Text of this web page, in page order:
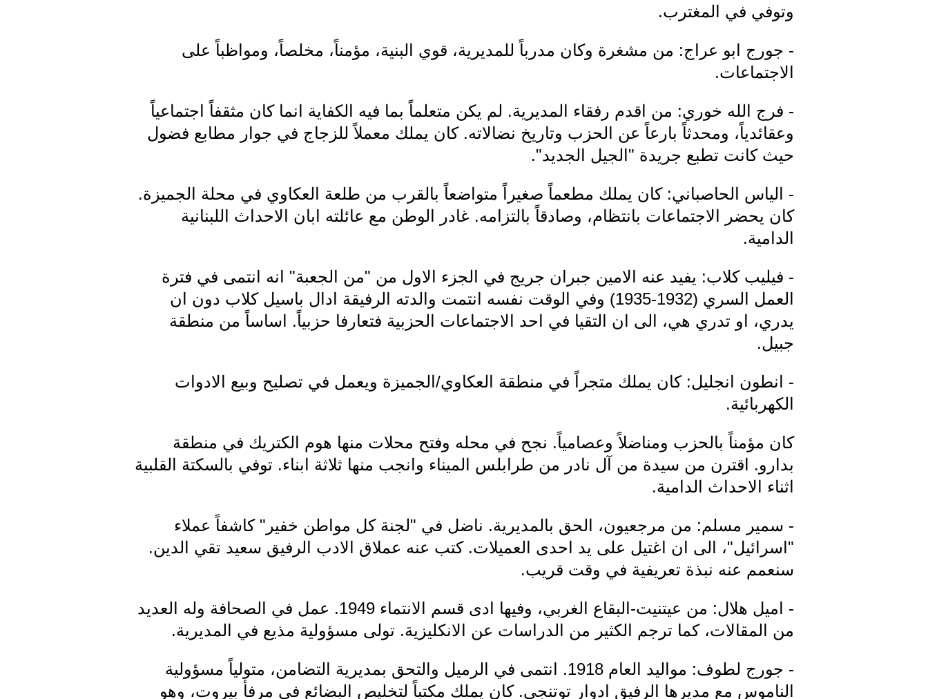
وتوفي في المغترب.
- جورج ابو عراج: من مشغرة وكان مدرباً للمديرية، قوي البنية، مؤمناً، مخلصاً، ومواظباً على
الاجتماعات.
- فرج الله خوري: من اقدم رفقاء المديرية. لم يكن متعلماً بما فيه الكفاية انما كان مثقفاً اجتماعياً
وعقائدياً، ومحدثاً بارعاً عن الحزب وتاريخ نضالاته. كان يملك معملاً للزجاج في جوار مطابع فضول
حيث كانت تطبع جريدة "الجيل الجديد".
- الياس الحاصباني: كان يملك مطعماً صغيراً متواضعاً بالقرب من طلعة العكاوي في محلة الجميزة.
كان يحضر الاجتماعات بانتظام، وصادقاً بالتزامه. غادر الوطن مع عائلته ابان الاحداث اللبنانية
الدامية.
- فيليب كلاب: يفيد عنه الامين جبران جريج في الجزء الاول من "من الجعبة" انه انتمى في فترة
العمل السري (1932-1935) وفي الوقت نفسه انتمت والدته الرفيقة ادال باسيل كلاب دون ان
يدري، او تدري هي، الى ان التقيا في احد الاجتماعات الحزبية فتعارفا حزبياً. اساساً من منطقة
جبيل.
- انطون انجليل: كان يملك متجراً في منطقة العكاوي/الجميزة ويعمل في تصليح وبيع الادوات
الكهربائية.
كان مؤمناً بالحزب ومناضلاً وعصامياً. نجح في محله وفتح محلات منها هوم الكتريك في منطقة
بدارو. اقترن من سيدة من آل نادر من طرابلس الميناء وانجب منها ثلاثة ابناء. توفي بالسكتة القلبية
اثناء الاحداث الدامية.
- سمير مسلم: من مرجعيون، الحق بالمديرية. ناضل في "لجنة كل مواطن خفير" كاشفاً عملاء
"اسرائيل"، الى ان اغتيل على يد احدى العميلات. كتب عنه عملاق الادب الرفيق سعيد تقي الدين.
سنعمم عنه نبذة تعريفية في وقت قريب.
- اميل هلال: من عيتنيت-البقاع الغربي، وفيها ادى قسم الانتماء 1949. عمل في الصحافة وله العديد
من المقالات، كما ترجم الكثير من الدراسات عن الانكليزية. تولى مسؤولية مذيع في المديرية.
- جورج لطوف: مواليد العام 1918. انتمى في الرميل والتحق بمديرية التضامن، متولياً مسؤولية
الناموس مع مديرها الرفيق ادوار توتنجي. كان يملك مكتباً لتخليص البضائع في مرفأ بيروت، وهو